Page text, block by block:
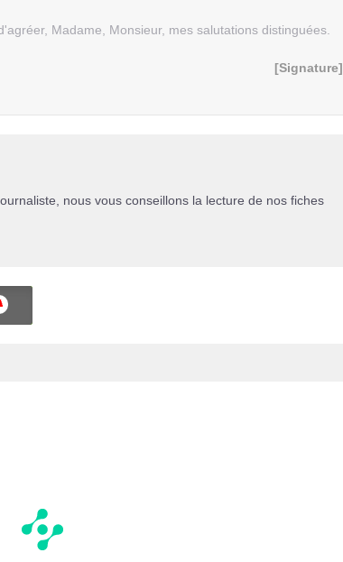
Madame, Monsieur, mes salutations distinguées.
[Signature]
nous vous conseillons la lecture de nos fiches